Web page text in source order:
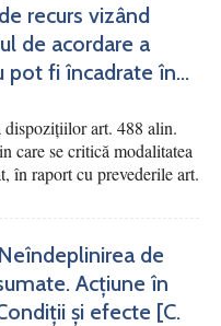
recurs vizând
de acordare a
pot fi încadrate în...
dispozițiilor art. 488 alin.
care se critică modalitatea
în raport cu prevederile art.
de
Acțiune în
și efecte [C.